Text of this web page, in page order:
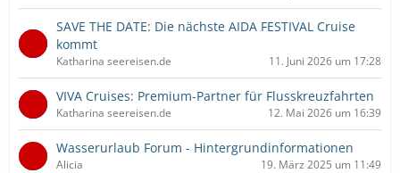
SAVE THE DATE: Die nächste AIDA FESTIVAL Cruise
kommt
Katharina seereisen.de 11. Juni 2026 um 17:28
VIVA Cruises: Premium-Partner für Flusskreuzfahrten
Katharina seereisen.de 12. Mai 2026 um 16:39
Wasserurlaub Forum - Hintergrundinformationen
Alicia 19. März 2025 um 11:49